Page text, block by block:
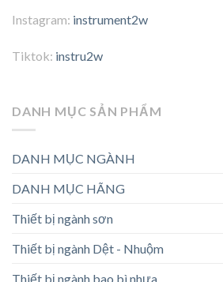
Instagram: instrument2w
Tiktok: instru2w
DANH MỤC SẢN PHẨM
DANH MỤC NGÀNH
DANH MỤC HÃNG
Thiết bị ngành sơn
Thiết bị ngành Dệt - Nhuộm
Thiết bị ngành bao bì nhựa